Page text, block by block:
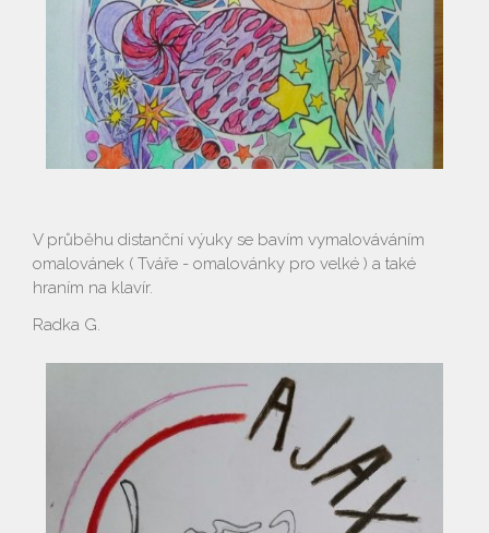
V průběhu distanční výuky se bavím vymalováváním
omalovánek ( Tváře - omalovánky pro velké ) a také
hraním na klavír.
Radka G.